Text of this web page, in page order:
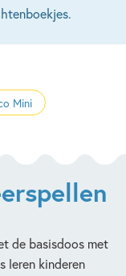
Mini
de basisdoos met
leren kinderen